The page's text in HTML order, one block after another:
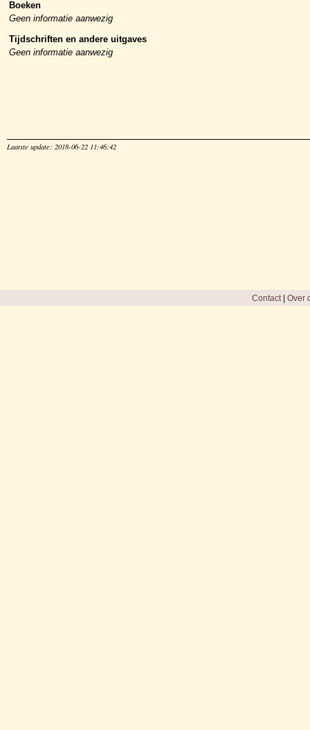
Boeken
Geen informatie aanwezig
Tijdschriften en andere uitgaves
Geen informatie aanwezig
Laatste update: 2018-06-22 11:46:42
Contact| Over